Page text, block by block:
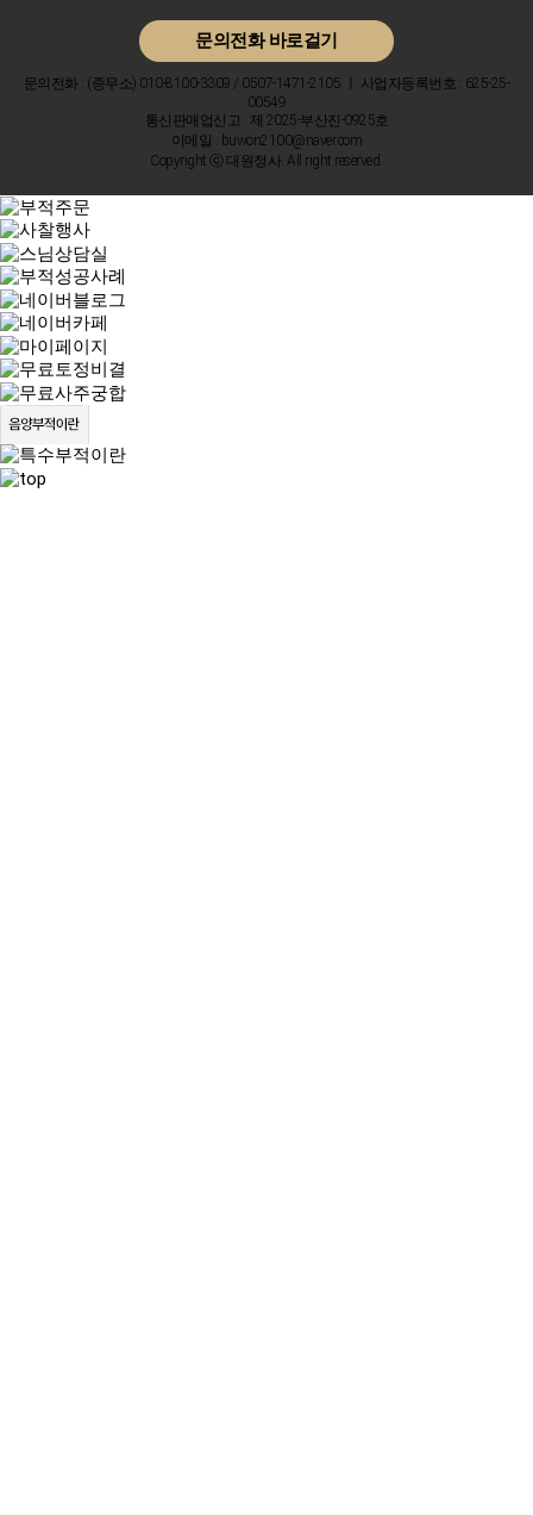
문의전화 바로걸기
문의전화 : (종무소) 010-8100-3309 / 0507-1471-2105 ㅣ 사업자등록번호 : 625-25-
00549
통신판매업신고 : 제 2025-부산진-0925호
이메일 : buwon2100@naver.com
Copyright ⓒ 대원정사. All right reserved.